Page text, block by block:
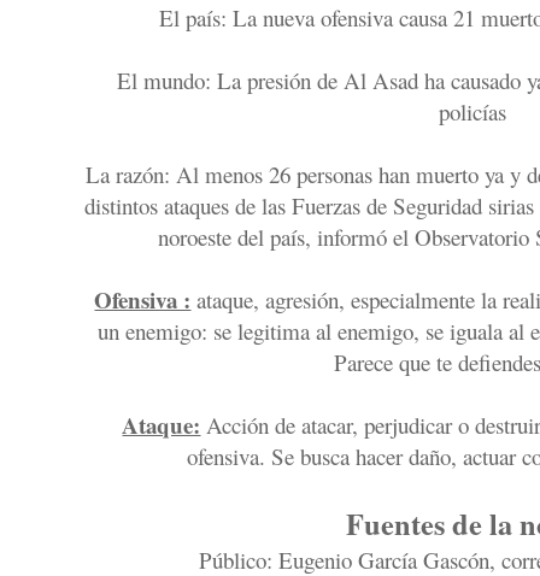
El país: La nueva ofensiva causa 21
El mundo: La presión de Al Asad ha causado
policías
La razón: Al menos 26 personas han muerto ya y
distintos ataques de las Fuerzas de Seguridad
noroeste del país, informó el
Ofensiva : ataque, agresión, especialmente la
un enemigo: se legitima al enemigo, se iguala al
Parece que te
Ataque: Acción de atacar, perjudicar o
ofensiva. Se busca hacer daño, actuar
Fuentes de la
Público: Eugenio García Gascón,